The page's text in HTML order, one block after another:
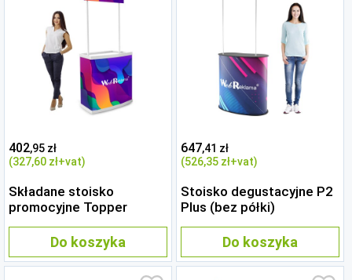
402,95 zł
(327,60 zł+vat)
Składane stoisko
promocyjne Topper
Do koszyka
647,41 zł
(526,35 zł+vat)
Stoisko degustacyjne P2
Plus (bez półki)
Do koszyka